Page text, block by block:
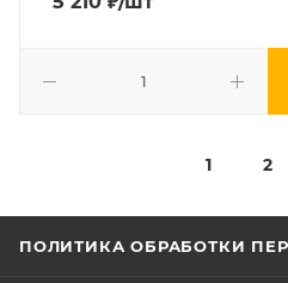
1 2
ПОЛИТИКА ОБРАБОТКИ